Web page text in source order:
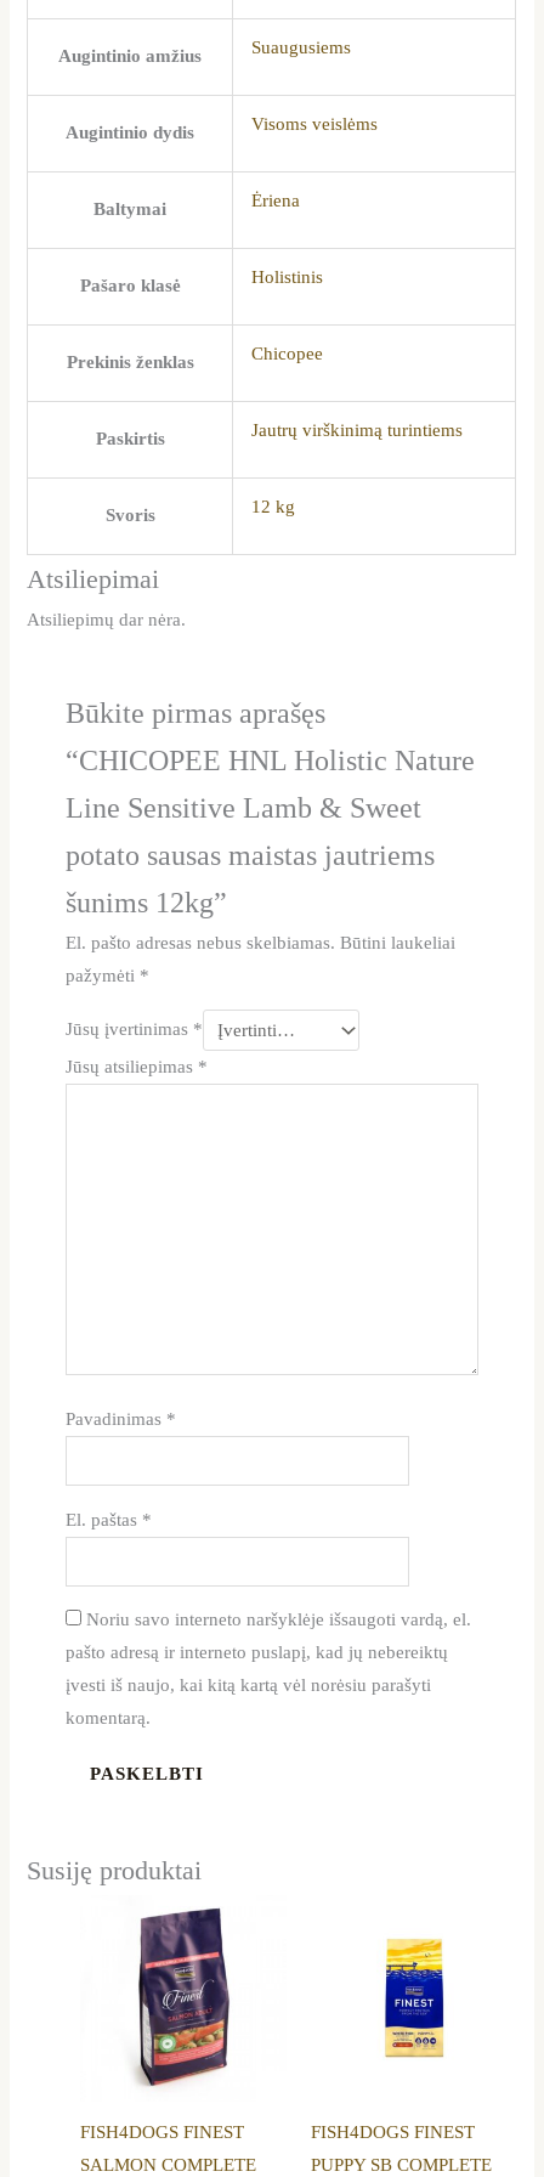
Augintinio amžius Suaugusiems
Augintinio dydis Visoms veislėms
Baltymai Ėriena
Pašaro klasė Holistinis
Prekinis ženklas Chicopee
Paskirtis Jautrų virškinimą turintiems
Svoris 12 kg
Atsiliepimai
Atsiliepimų dar nėra.
Būkite pirmas aprašęs
“CHICOPEE HNL Holistic Nature
Line Sensitive Lamb & Sweet
potato sausas maistas jautriems
šunims 12kg”
El. pašto adresas nebus skelbiamas. Būtini laukeliai
pažymėti *
Jūsų įvertinimas *
Jūsų atsiliepimas *
Pavadinimas *
El. paštas *
Noriu savo interneto naršyklėje išsaugoti vardą, el.
pašto adresą ir interneto puslapį, kad jų nebereiktų
įvesti iš naujo, kai kitą kartą vėl norėsiu parašyti
komentarą.
Susiję produktai
FISH4DOGS FINEST
SALMON COMPLETE
Price
range:
19,40 €
through
85,99 €
This
product
has
multiple
variants.
The
may
be
FISH4DOGS FINEST
PUPPY SB COMPLETE
20,00 €
through
82,99 €
product
has
multiple
variants.
may
be